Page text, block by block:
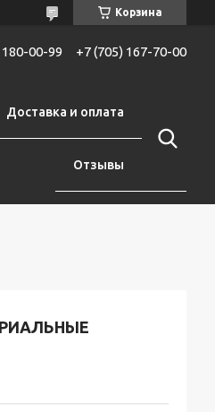
Корзина
180-00-99 +7 (705) 167-70-00
Доставка и оплата
Отзывы